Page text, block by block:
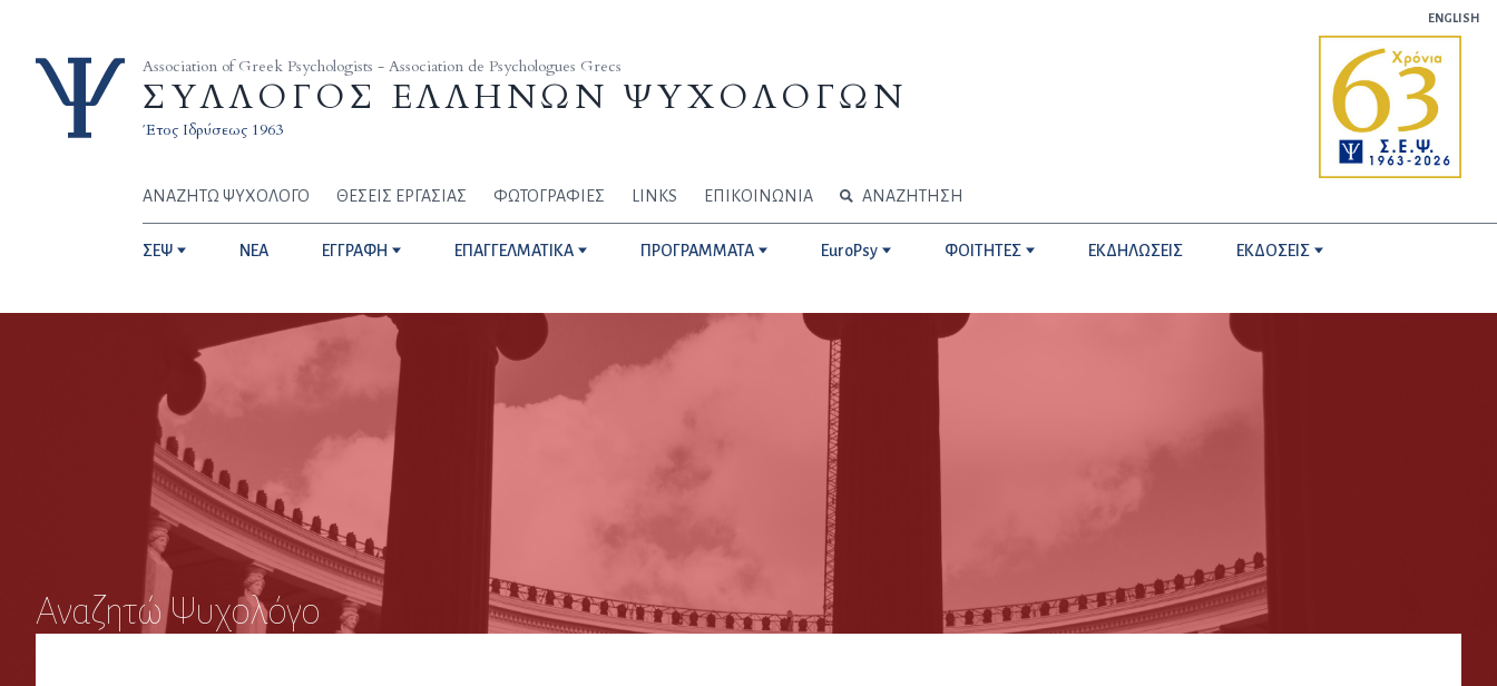
ENGLISH
Association of Greek Psychologists - Association de Psychologues Grecs
ΣΥΛΛΟΓΟΣ ΕΛΛΗΝΩΝ ΨΥΧΟΛΟΓΩΝ
Έτος Ιδρύσεως 1963
ΑΝΑΖΗΤΩ ΨΥΧΟΛΟΓΟ ΘΕΣΕΙΣ ΕΡΓΑΣΙΑΣ ΦΩΤΟΓΡΑΦΙΕΣ LINKS ΕΠΙΚΟΙΝΩΝΙΑ ΑΝΑΖΗΤΗΣΗ
ΣΕΨ NEA ΕΓΓΡΑΦΗ ΕΠΑΓΓΕΛΜΑΤΙΚΑ ΠΡΟΓΡΑΜΜΑΤΑ EuroPsy ΦΟΙΤΗΤΕΣ ΕΚΔΗΛΩΣΕΙΣ ΕΚΔΟΣΕΙΣ
Αναζητώ Ψυχολόγο